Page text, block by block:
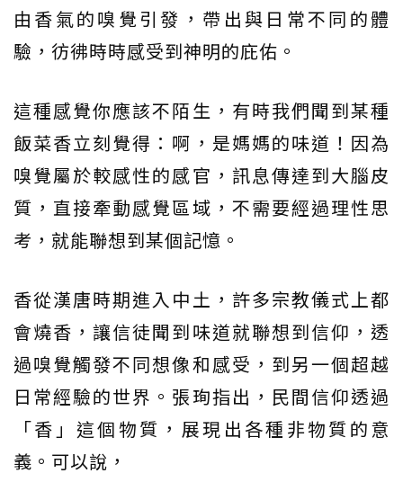
由香氣的嗅覺引發，帶出與日常不同的體
驗，彷彿時時感受到神明的庇佑。
這種感覺你應該不陌生，有時我們聞到某種
飯菜香立刻覺得：啊，是媽媽的味道！因為
嗅覺屬於較感性的感官，訊息傳達到大腦皮
質，直接牽動感覺區域，不需要經過理性思
考，就能聯想到某個記憶。
香從漢唐時期進入中土，許多宗教儀式上都
會燒香，讓信徒聞到味道就聯想到信仰，透
過嗅覺觸發不同想像和感受，到另一個超越
日常經驗的世界。張珣指出，民間信仰透過
「香」這個物質，展現出各種非物質的意
義。可以說，